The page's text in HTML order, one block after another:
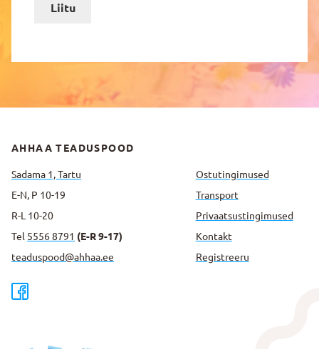
Liitu
AHHAA TEADUSPOOD
Sadama 1, Tartu
E-N, P 10-19
R-L 10-20
Tel 5556 8791 (E-R 9-17)
teaduspood@ahhaa.ee
Ostutingimused
Transport
Privaatsus­tingimused
Kontakt
Registreeru